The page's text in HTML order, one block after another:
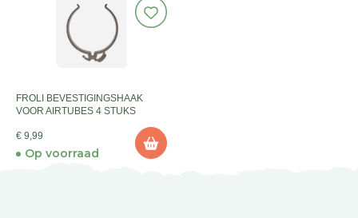
FROLI BEVESTIGINGSHAAK
VOOR AIRTUBES 4 STUKS
€ 9,99
Op voorraad